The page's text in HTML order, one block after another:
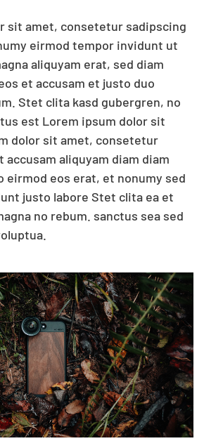
sit amet, consetetur sadipscing
eirmod tempor invidunt ut
aliquyam erat, sed diam
et accusam et justo duo
Stet clita kasd gubergren, no
est Lorem ipsum dolor sit
dolor sit amet, consetetur
aliquyam diam diam
eirmod eos erat, et nonumy sed
justo labore Stet clita ea et
no rebum. sanctus sea sed